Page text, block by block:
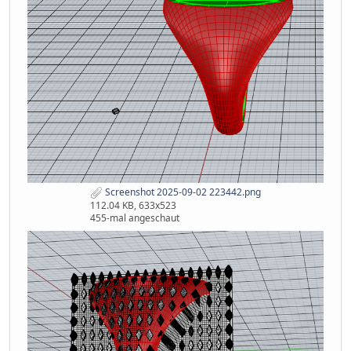
Screenshot 2025-09-02 223442.png
112.04 KB, 633x523
455-mal angeschaut